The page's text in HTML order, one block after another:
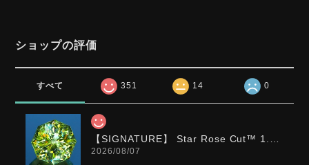
ショップの評価
すべて 351 14 0
【SIGNATURE】 Star Rose Cut™️ 1.0ct Natural Green Sphene
2026/08/07